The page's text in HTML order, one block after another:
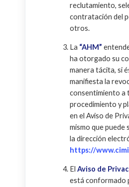
reclutamiento,
contratación del
otros.
La “AHM”
ha otorgado su
manera tácita, si
manifiesta la
consentimiento a
procedimiento y
en el Aviso de
mismo que puede
la dirección
https://
El Aviso de
está conformado